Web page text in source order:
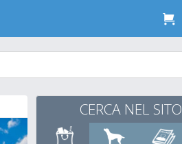
CERCA NEL SITO